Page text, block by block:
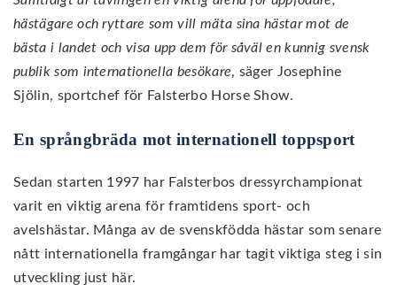
hästägare och ryttare som vill mäta sina hästar mot de
bästa i landet och visa upp dem för såväl en kunnig svensk
publik som internationella besökare, säger Josephine
Sjölin, sportchef för Falsterbo Horse Show.
En språngbräda mot internationell toppsport
Sedan starten 1997 har Falsterbos dressyrchampionat
varit en viktig arena för framtidens sport- och
avelshästar. Många av de svenskfödda hästar som senare
nått internationella framgångar har tagit viktiga steg i sin
utveckling just här.